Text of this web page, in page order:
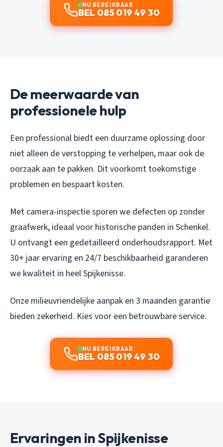
NU BEREIKBAAR
BEL 085 019 49 30
De meerwaarde van
professionele hulp
Een professional biedt een duurzame oplossing door
niet alleen de verstopping te verhelpen, maar ook de
oorzaak aan te pakken. Dit voorkomt toekomstige
problemen en bespaart kosten.
Met camera-inspectie sporen we defecten op zonder
graafwerk, ideaal voor historische panden in Schenkel.
U ontvangt een gedetailleerd onderhoudsrapport. Met
30+ jaar ervaring en 24/7 beschikbaarheid garanderen
we kwaliteit in heel Spijkenisse.
Onze milieuvriendelijke aanpak en 3 maanden garantie
bieden zekerheid. Kies voor een betrouwbare service.
NU BEREIKBAAR
BEL 085 019 49 30
Ervaringen in Spijkenisse